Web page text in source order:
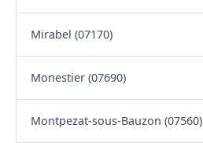
Mirabel (07170)
Monestier (07690)
Montpezat-sous-Bauzon (07560)